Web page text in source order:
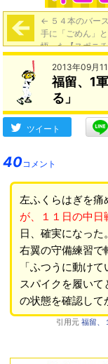
← ５４本のバー
手に「ごめん」
悟った【スポニ
2013年09月
福留、1
る」
ツイート
40コメント
左ふくらはぎを痛
が、１１日の中
日、確実になった
右翼の守備練習で
「ふつうに動け
スパイクを履い
の状態を確認して
引用元 福留、